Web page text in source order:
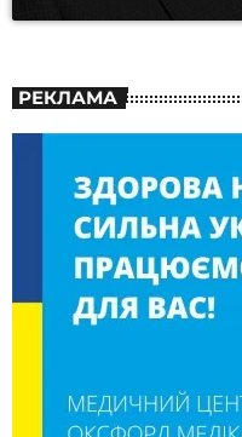
РЕКЛАМА